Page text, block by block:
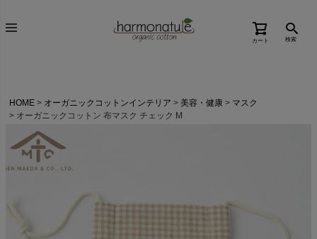
カート 検索
HOME オーガニックコットンインテリア 美容・健康
マスク
オーガニックコットン 布マスク チェック M